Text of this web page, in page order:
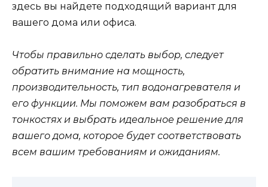
здесь вы найдете подходящий вариант для
вашего дома или офиса.
Чтобы правильно сделать выбор, следует
обратить внимание на мощность,
производительность, тип водонагревателя и
его функции. Мы поможем вам разобраться в
тонкостях и выбрать идеальное решение для
вашего дома, которое будет соответствовать
всем вашим требованиям и ожиданиям.